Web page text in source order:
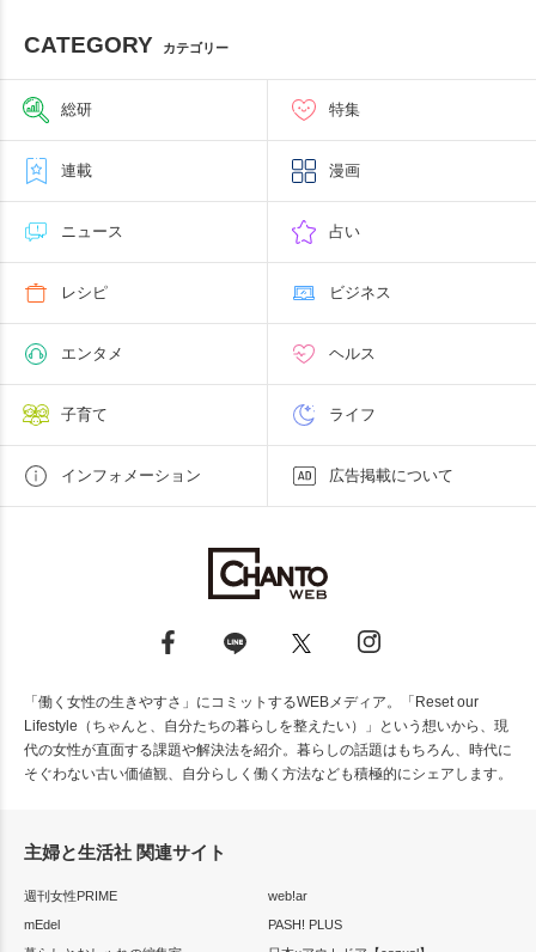
CATEGORY カテゴリー
総研 特集
連載 漫画
ニュース 占い
レシピ ビジネス
エンタメ ヘルス
子育て ライフ
インフォメーション 広告掲載について
「働く女性の生きやすさ」にコミットするWEBメディア。「Reset our
Lifestyle（ちゃんと、自分たちの暮らしを整えたい）」という想いから、現
代の女性が直面する課題や解決法を紹介。暮らしの話題はもちろん、時代に
そぐわない古い価値観、自分らしく働く方法なども積極的にシェアします。
主婦と生活社 関連サイト
週刊女性PRIME
web!ar
mEdel
PASH! PLUS